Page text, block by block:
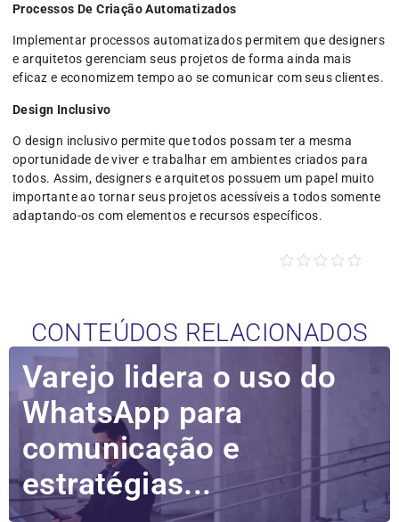
Processos De Criação Automatizados
Implementar processos automatizados permitem que designers
e arquitetos gerenciam seus projetos de forma ainda mais
eficaz e economizem tempo ao se comunicar com seus clientes.
Design Inclusivo
O design inclusivo permite que todos possam ter a mesma
oportunidade de viver e trabalhar em ambientes criados para
todos. Assim, designers e arquitetos possuem um papel muito
importante ao tornar seus projetos acessíveis a todos somente
adaptando-os com elementos e recursos específicos.
CONTEÚDOS RELACIONADOS
Varejo lidera o uso do
WhatsApp para
comunicação e
estratégias...